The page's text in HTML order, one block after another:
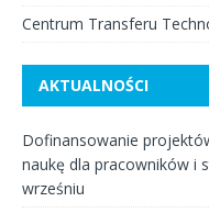
Centrum Transferu
AKTUALNOŚCI
Dofinansowanie
naukę dla pracowników i
wrześniu